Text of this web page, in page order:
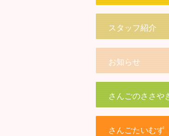
スタッフ紹介
お知らせ
さんごのささや
さんごたいむず